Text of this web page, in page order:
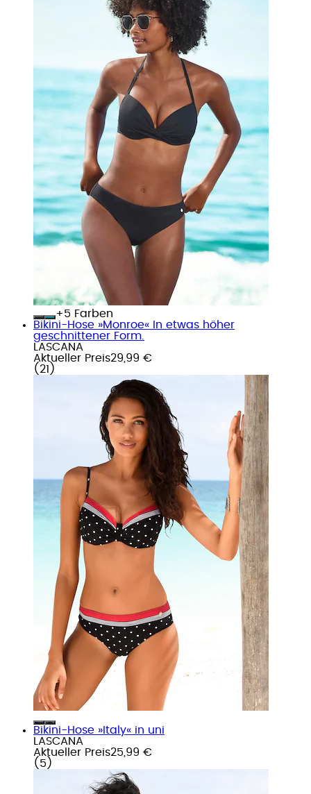
+
Farben
Bikini-Hose »Monroe« In etwas höher
geschnittener Form.
LASCANA
Aktueller Preis29,99 €
( 21 )
Bikini-Hose »Italy« in uni
LASCANA
Aktueller Preis25,99 €
( 5 )